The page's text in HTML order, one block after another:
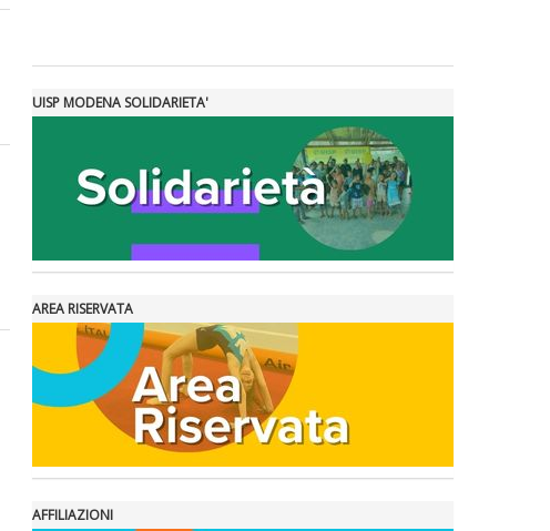
UISP MODENA SOLIDARIETA'
AREA RISERVATA
AFFILIAZIONI